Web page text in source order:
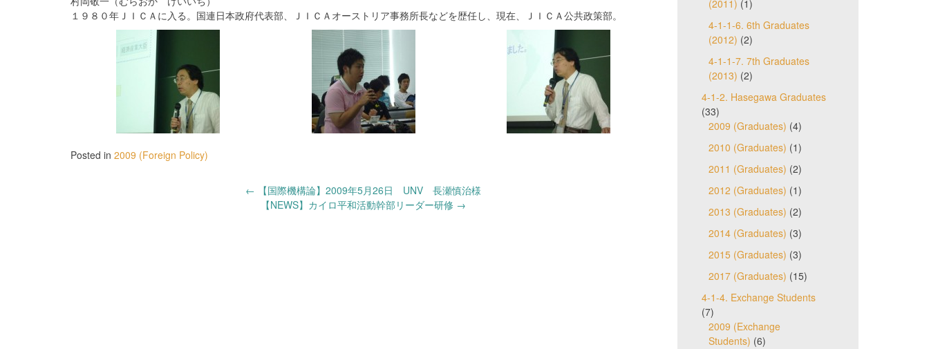
１９８０年ＪＩＣＡに入る。国連日本政府代表部、ＪＩＣＡオーストリア事務所長などを歴任し、現在、ＪＩＣＡ公共政策部。
Posted in 2009 (Foreign Policy)
←
【国際機構論】2009年5月26日 UNV 長瀬慎治様
【NEWS】カイロ平和活動幹部リーダー研修 →
(2011) (1)
4-1-1-6. 6th Graduates
(2012) (2)
4-1-1-7. 7th Graduates
(2013) (2)
4-1-2. Hasegawa Graduates
(33)
2009 (Graduates) (4)
2010 (Graduates) (1)
2011 (Graduates) (2)
2012 (Graduates) (1)
2013 (Graduates) (2)
2014 (Graduates) (3)
2015 (Graduates) (3)
2017 (Graduates) (15)
4-1-4. Exchange Students
(7)
2009 (Exchange
Students) (6)